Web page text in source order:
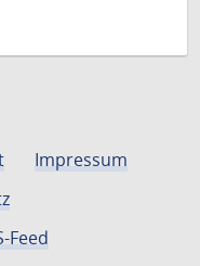
Impressum
Feed